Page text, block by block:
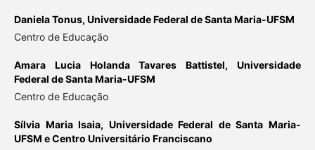
Daniela Tonus, Universidade Federal de Santa Maria-UFSM
Centro de Educação
Amara Lucia Holanda Tavares Battistel,Universidade
Federal de Santa Maria-UFSM
Centro de Educação
Sílvia Maria Isaia, Universidade Federal de Santa Maria-
UFSM e Centro Universitário Franciscano